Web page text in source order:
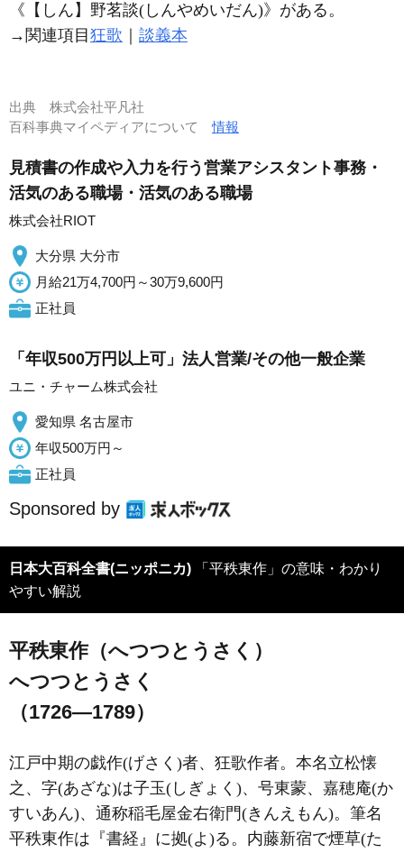
《【しん】野茗談(しんやめいだん)》がある。
→関連項目 狂歌 談義本
出典 株式会社平凡社
百科事典マイペディアについて情報
見積書の作成や入力を行う営業アシスタント事務・
活気のある職場・活気のある職場
株式会社RIOT
大分県 大分市
月給21万4,700円～30万9,600円
正社員
「年収500万円以上可」法人営業/その他一般企業
ユニ・チャーム株式会社
愛知県 名古屋市
年収500万円～
正社員
Sponsored by
日本大百科全書(ニッポニカ)
やすい解説
平秩東作（へつつとうさく）
へつつとうさく
（1726―1789）
江戸中期の戯作(げさく)者、狂歌作者。本名立松懐
之、字(あざな)は子玉(しぎょく)、号東蒙、嘉穂庵(か
すいあん)、通称稲毛屋金右衛門(きんえもん)。筆名
平秩東作は『書経』に拠(よ)る。内藤新宿で煙草(た